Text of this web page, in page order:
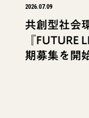
2026.07.09
共創型社会
『FUTURE
期募集を開